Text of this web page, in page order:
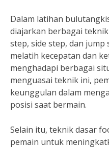
Dalam latihan
diajarkan berbagai
step, side step, dan
melatih kecepatan dan
menghadapi berbagai
menguasai teknik ini,
keunggulan dalam
posisi saat bermain.
Selain itu, teknik dasar
pemain untuk